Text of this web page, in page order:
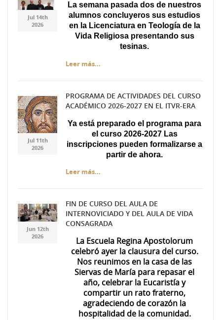
Diseño sin título.jpg
Diseño sin título.jpg
Jul 14th
2026
La semana pasada dos de nuestros
alumnos concluyeros sus estudios
en la Licenciatura en Teología de la
Vida Religiosa presentando sus
tesinas.
Leer más...
Captura.JPG
Captura.JPG
Jul 11th
2026
PROGRAMA DE ACTIVIDADES DEL CURSO
ACADÉMICO 2026-2027 EN EL ITVR-ERA
Ya está preparado el programa para
el curso 2026-2027 Las
inscripciones pueden formalizarse a
partir de ahora.
Leer más...
7ea3c5ae-f537-447f-
a49d-da71d69674d0.jpg
7ea3c5ae-f537-447f-
a49d-da71d69674d0.jpg
Jun 12th
2026
FIN DE CURSO DEL AULA DE
INTERNOVICIADO Y DEL AULA DE VIDA
CONSAGRADA
La Escuela Regina Apostolorum
celebró ayer la clausura del curso.
Nos reunimos en la casa de las
Siervas de María para repasar el
año, celebrar la Eucaristía y
compartir un rato fraterno,
agradeciendo de corazón la
hospitalidad de la comunidad.